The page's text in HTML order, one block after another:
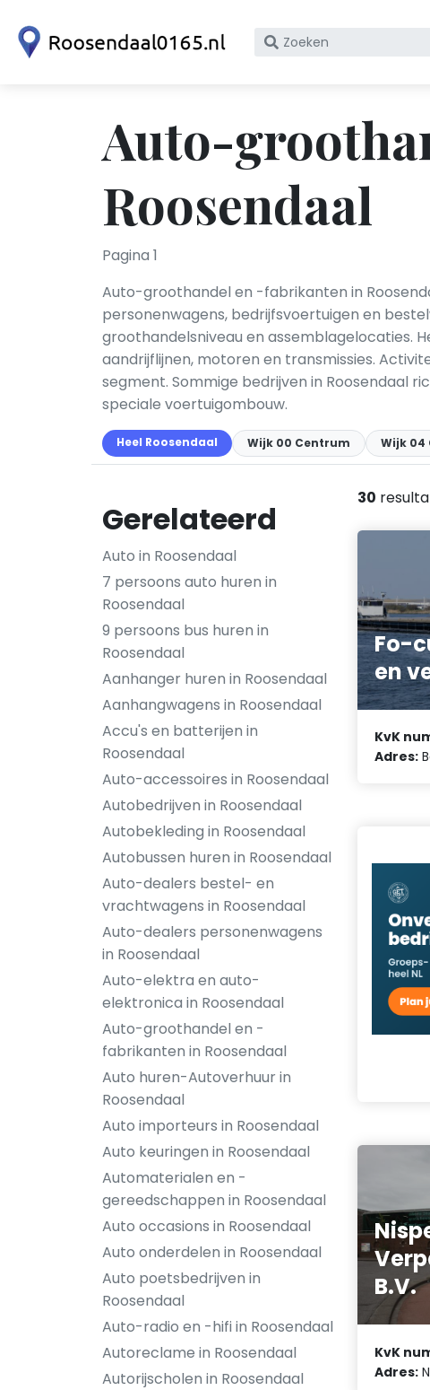
Zoek
KvK
nummer
Auto-
Roosendaal
Pagina 1
Auto-groothandel en -fabrikanten in
personenwagens, bedrijfsvoertuigen en
groothandelsniveau en assemblagelocaties.
aandrijflijnen, motoren en transmissies.
segment. Sommige bedrijven in Roosendaal
speciale voertuigombouw.
Heel Roosendaal Wijk 00 Centrum Wijk 04
Gerelateerd
Auto in Roosendaal
7 persoons auto huren in
Roosendaal
9 persoons bus huren in
Roosendaal
Aanhanger huren in Roosendaal
Aanhangwagens in Roosendaal
Accu's en batterijen in
Roosendaal
Auto-accessoires in Roosendaal
Autobedrijven in Roosendaal
Autobekleding in Roosendaal
Autobussen huren in Roosendaal
Auto-dealers bestel- en
vrachtwagens in Roosendaal
Auto-dealers personenwagens
in Roosendaal
Auto-elektra en auto-
elektronica in Roosendaal
Auto-groothandel en -
fabrikanten in Roosendaal
Auto huren-Autoverhuur in
Roosendaal
Auto importeurs in Roosendaal
Auto keuringen in Roosendaal
Automaterialen en -
gereedschappen in Roosendaal
Auto occasions in Roosendaal
Auto onderdelen in Roosendaal
Auto poetsbedrijven in
Roosendaal
Auto-radio en -hifi in Roosendaal
Autoreclame in Roosendaal
Autorijscholen in Roosendaal
30
Fo-
en
KvK
Adres:
B.V.
KvK
Adres: